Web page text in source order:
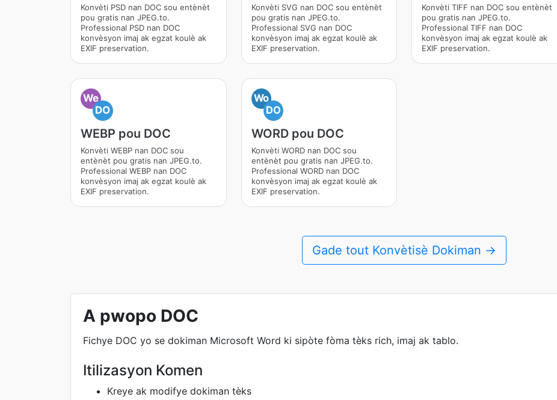
Konvèti PSD nan DOC sou entènèt
pou gratis nan JPEG.to.
Professional PSD nan DOC
konvèsyon imaj ak egzat koulè ak
EXIF preservation.
Konvèti SVG nan DOC sou entènèt
pou gratis nan JPEG.to.
Professional SVG nan DOC
konvèsyon imaj ak egzat koulè ak
EXIF preservation.
Konvèti TIFF nan DOC sou entènèt
pou gratis nan JPEG.to.
Professional TIFF nan DOC
konvèsyon imaj ak egzat koulè ak
EXIF preservation.
We
DO
WEBP pou DOC
Konvèti WEBP nan DOC sou
entènèt pou gratis nan JPEG.to.
Professional WEBP nan DOC
konvèsyon imaj ak egzat koulè ak
EXIF preservation.
Wo
DO
WORD pou DOC
Konvèti WORD nan DOC sou
entènèt pou gratis nan JPEG.to.
Professional WORD nan DOC
konvèsyon imaj ak egzat koulè ak
EXIF preservation.
Gade tout Konvètisè Dokiman →
A pwopo DOC
Fichye DOC yo se dokiman Microsoft Word ki sipòte fòma tèks rich, imaj ak tablo.
Itilizasyon Komen
Kreye ak modifye dokiman tèks